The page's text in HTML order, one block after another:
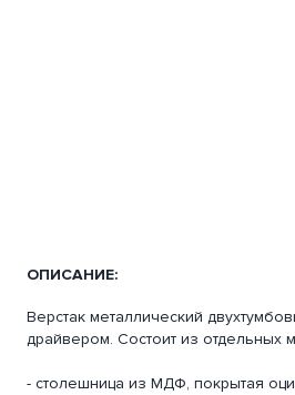
ОПИСАНИЕ:
Верстак металлический
драйвером. Состоит из отдельных
- столешница из МДФ, покрытая